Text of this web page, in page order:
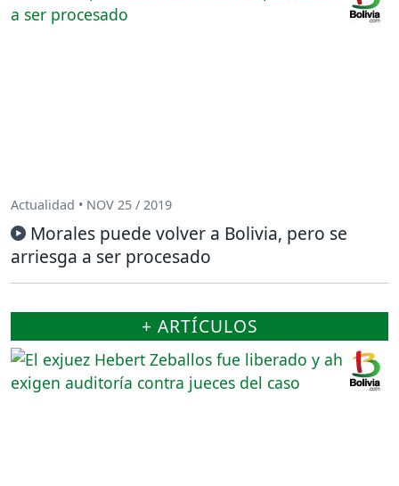
Actualidad • NOV 25 / 2019
Morales puede volver a Bolivia, pero se
arriesga a ser procesado
+ ARTÍCULOS